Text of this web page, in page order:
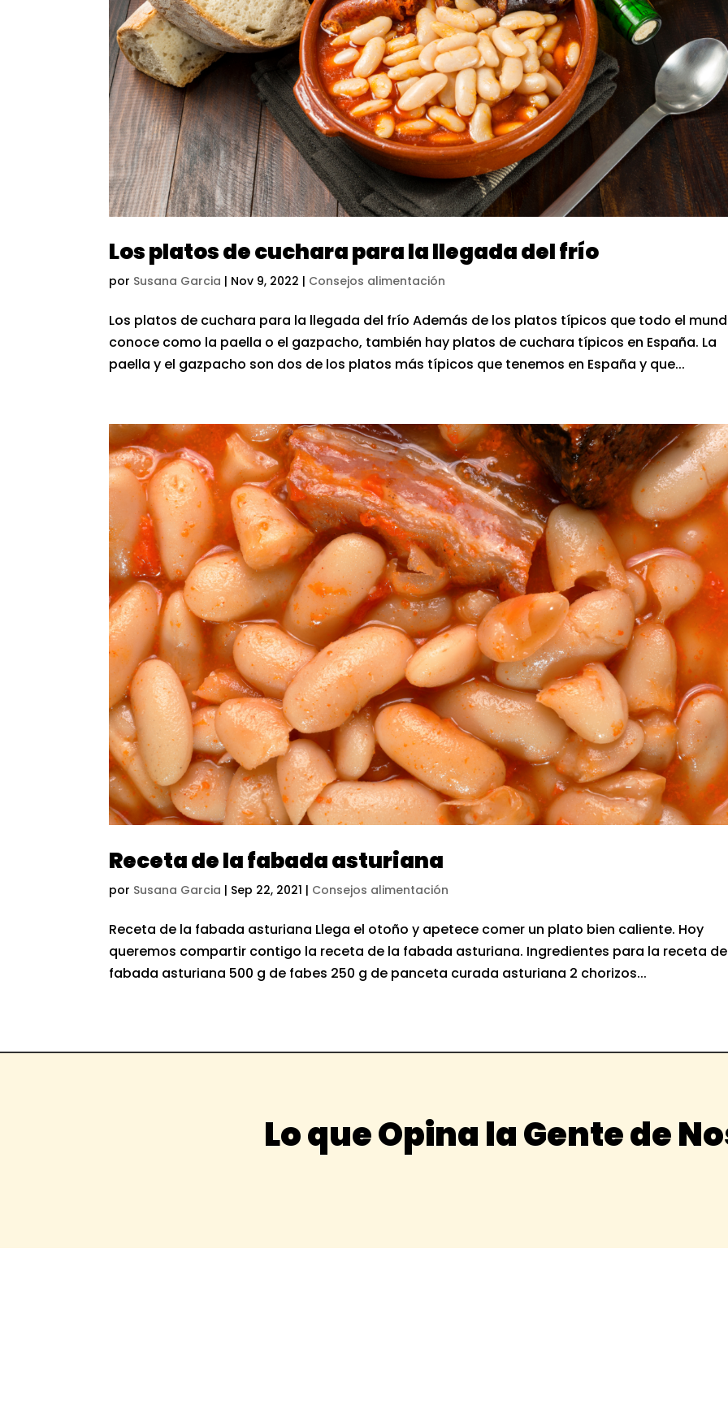
Los platos de cuchara para la llegada del frío
por Susana Garcia | Nov 9, 2022 | Consejos alimentación
Los platos de cuchara para la llegada del frío Además de los platos típicos que todo el
conoce como la paella o el gazpacho, también hay platos de cuchara típicos en España. La
paella y el gazpacho son dos de los platos más típicos que tenemos en España y que...
Receta de la fabada asturiana
por Susana Garcia | Sep 22, 2021 | Consejos alimentación
Receta de la fabada asturiana Llega el otoño y apetece comer un plato bien caliente. Hoy
queremos compartir contigo la receta de la fabada asturiana. Ingredientes para la receta
fabada asturiana 500 g de fabes 250 g de panceta curada asturiana 2 chorizos...
Lo que Opina la Gente de